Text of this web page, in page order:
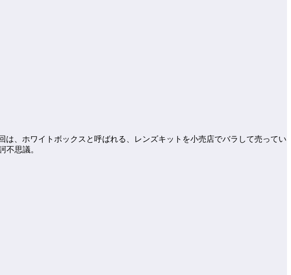
、ホワイトボックスと呼ばれる、レンズキットを小売店でバラして売ってい
不思議。